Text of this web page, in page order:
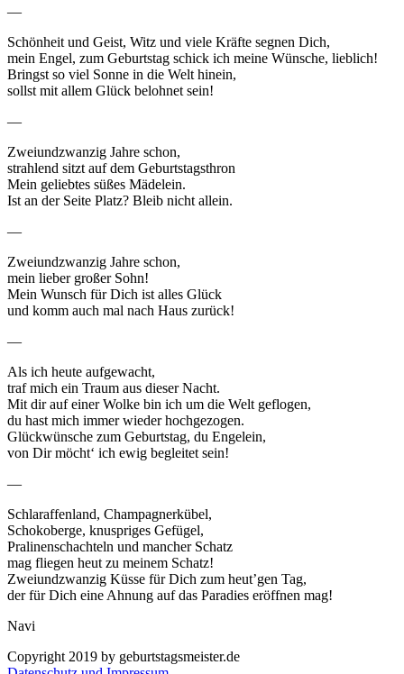
—
Schönheit und Geist, Witz und viele Kräfte segnen Dich,
mein Engel, zum Geburtstag schick ich meine Wünsche, lieblich!
Bringst so viel Sonne in die Welt hinein,
sollst mit allem Glück belohnet sein!
—
Zweiundzwanzig Jahre schon,
strahlend sitzt auf dem Geburtstagsthron
Mein geliebtes süßes Mädelein.
Ist an der Seite Platz? Bleib nicht allein.
—
Zweiundzwanzig Jahre schon,
mein lieber großer Sohn!
Mein Wunsch für Dich ist alles Glück
und komm auch mal nach Haus zurück!
—
Als ich heute aufgewacht,
traf mich ein Traum aus dieser Nacht.
Mit dir auf einer Wolke bin ich um die Welt geflogen,
du hast mich immer wieder hochgezogen.
Glückwünsche zum Geburtstag, du Engelein,
von Dir möcht‘ ich ewig begleitet sein!
—
Schlaraffenland, Champagnerkübel,
Schokoberge, knuspriges Gefügel,
Pralinenschachteln und mancher Schatz
mag fliegen heut zu meinem Schatz!
Zweiundzwanzig Küsse für Dich zum heut’gen Tag,
der für Dich eine Ahnung auf das Paradies eröffnen mag!
Navi
Copyright 2019 by geburtstagsmeister.de